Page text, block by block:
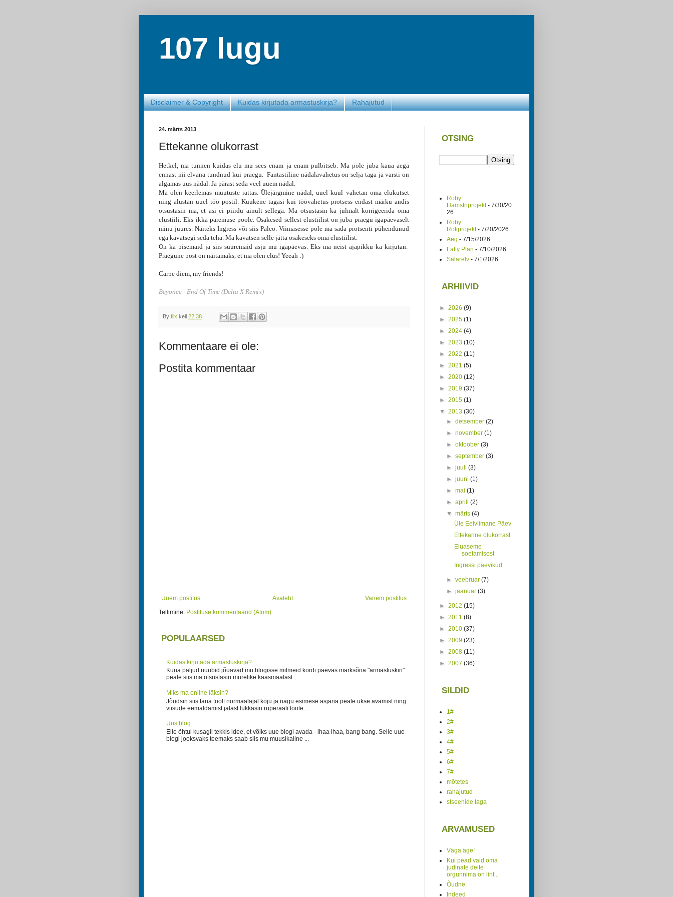
107 lugu
Disclaimer & Copyright Kuidas kirjutada armastuskirja? Rahajutud
24. märts 2013
Ettekanne olukorrast
Hetkel, ma tunnen kuidas elu mu sees enam ja enam pulbitseb. Ma pole juba kaua aega
ennast nii elvana tundnud kui praegu. Fantastiline nädalavahetus on selja taga ja varsti on
algamas uus nädal. Ja pärast seda veel uuem nädal.
Ma olen keerlemas muutuste rattas. Ülejärgmine nädal, uuel kuul vahetan oma elukutset
ning alustan uuel töö postil. Kuukene tagasi kui töövahetus protsess endast märku andis
otsustasin ma, et asi ei piirdu ainult sellega. Ma otsustasin ka julmalt korrigeerida oma
elustiili. Eks ikka paremuse poole. Osakesed sellest elustiilist on juba praegu igapäevaselt
minu juures. Näiteks Ingress või siis Paleo. Viimasesse pole ma sada protsenti pühendunud
ega kavatsegi seda teha. Ma kavatsen selle jätta osakeseks oma elustiilist.
On ka pisemaid ja siis suuremaid asju mu igapäevas. Eks ma neist ajapikku ka kirjutan.
Praegune post on näitamaks, et ma olen elus! Yeeah :)
Carpe diem, my friends!
Beyonce - End Of Time (Delta X Remix)
By filx kell 22:38
Kommentaare ei ole:
Postita kommentaar
Uuem postitus Vanem postitus
Avaleht
Tellimine: Postituse kommentaarid (Atom)
POPULAARSED
Kuidas kirjutada armastuskirja?
Kuna paljud nuubid jõuavad mu blogisse mitmeid kordi päevas märksõna "armastuskiri"
peale siis ma otsustasin murelike kaasmaalast...
Miks ma online läksin?
Jõudsin siis täna töölt normaalajal koju ja nagu esimese asjana peale ukse avamist ning
viisude eemaldamist jalast lükkasin rüperaali tööle....
Uus blog
Eile õhtul kusagil tekkis idee, et võiks uue blogi avada - ihaa ihaa, bang bang. Selle uue
blogi jooksvaks teemaks saab siis mu muusikaline ...
OTSING
Roby
Hamstriprojekt- 7/30/20
26
Roby
Rotiprojekt- 7/20/2026
Aeg - 7/15/2026
Fatty Plan - 7/10/2026
Salarelv - 7/1/2026
ARHIIVID
► 2026 (9)
► 2025 (1)
► 2024 (4)
► 2023 (10)
► 2022 (11)
► 2021 (5)
► 2020 (12)
► 2019 (37)
► 2015 (1)
▼ 2013 (30)
►detsember(2)
►november(1)
►oktoober(3)
►september(3)
►juuli(3)
►juuni(1)
►mai(1)
►aprill(2)
▼märts(4)
Üle Eelviimane Päev
Ettekanne olukorrast
Eluaseme
soetamisest
Ingressi päevikud
►veebruar(7)
►jaanuar(3)
► 2012 (15)
► 2011 (8)
► 2010 (37)
► 2009 (23)
► 2008 (11)
► 2007 (36)
SILDID
1#
2#
3#
4#
5#
6#
7#
mõtetes
rahajutud
stseenide taga
ARVAMUSED
Väga äge!
Kui pead vaid oma
judinate deite
orgunnima on liht...
Õudne.
Indeed